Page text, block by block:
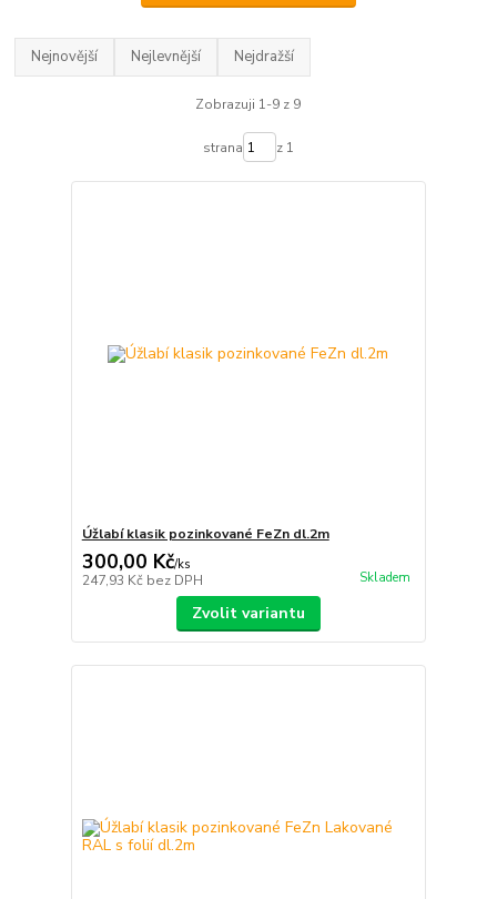
Nejnovější Nejlevnější Nejdražší
Zobrazuji 1-9 z 9
strana z 1
Úžlabí klasik pozinkované FeZn dl.2m
300,00 Kč/ks
247,93 Kč bez DPH Skladem
Zvolit variantu